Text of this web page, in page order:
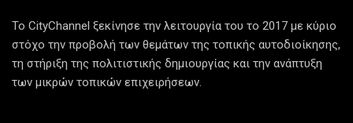
Το CityChannel ξεκίνησε την λειτουργία του το 2017 με κύριο
στόχο την προβολή των θεμάτων της τοπικής αυτοδιοίκησης,
τη στήριξη της πολιτιστικής δημιουργίας και την ανάπτυξη
των μικρών τοπικών επιχειρήσεων.